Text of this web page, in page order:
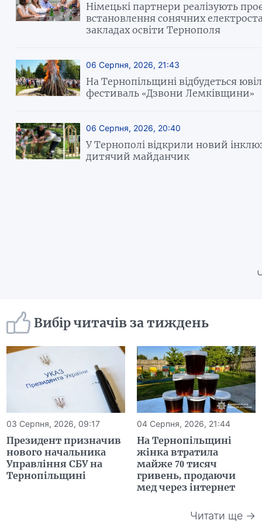
Німецькі партнери реалізують
встановлення сонячних
закладах освіти Тернополя
06 Серпня, 2026, 21:43
На Тернопільщині відбудеться
фестиваль «Дзвони Лемківщини»
06 Серпня, 2026, 20:40
У Тернополі відкрили новий
дитячий майданчик
Вибір читачів за тиждень
03 Серпня, 2026, 09:17
Президент призначив
нового начальника
Управління СБУ на
Тернопільщині
04 Серпня, 2026, 21:44
На Тернопільщині
жінка втратила
майже 70 тисяч
гривень, продаючи
мед через інтернет
Читати ще →